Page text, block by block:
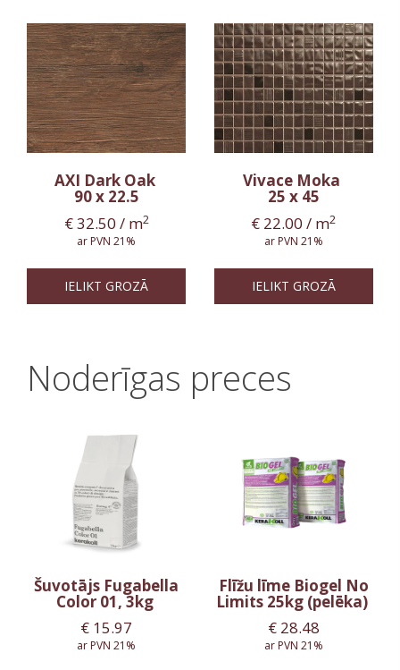
AXI Dark Oak
90 x 22.5
€32.50 / m2
ar PVN 21%
IELIKT GROZĀ
Vivace Moka
25 x 45
€ 22.00 / m2
ar PVN 21%
IELIKT GROZĀ
Noderīgas preces
Šuvotājs Fugabella
Color 01, 3kg
€ 15.97
ar PVN 21%
Flīžu līme Biogel No
Limits 25kg (pelēka)
€28.48
ar PVN 21%